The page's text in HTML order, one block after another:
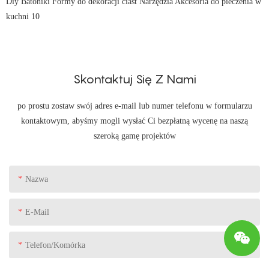
Skontaktuj Się Z Nami
po prostu zostaw swój adres e-mail lub numer telefonu w formularzu
kontaktowym, abyśmy mogli wysłać Ci bezpłatną wycenę na naszą
szeroką gamę projektów
Nazwa
E-Mail
Telefon/komórka